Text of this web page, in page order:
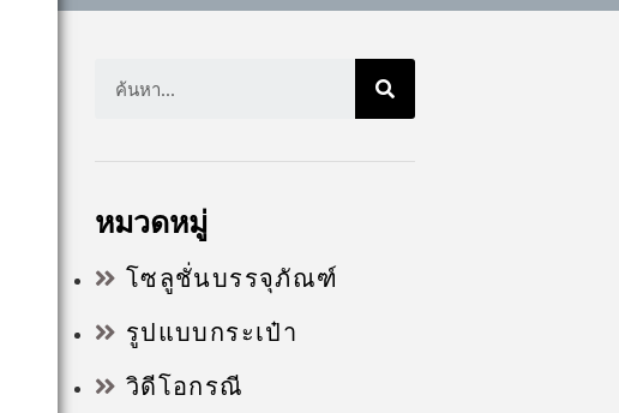
หมวดหมู่
โซลูชั่นบรรจุภัณฑ์
รูปแบบกระเป๋า
วิดีโอกรณี